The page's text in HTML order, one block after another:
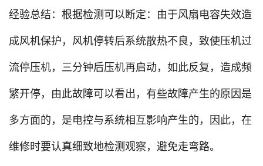
经验总结：根据检测可以断定：由于风扇电容失效造
成风机保护，风机停转后系统散热不良，致使压机过
流停压机，三分钟后压机再启动，如此反复，造成频
繁开停，由此故障可以看出，有些故障产生的原因是
多方面的，是电控与系统相互影响产生的，因此，在
维修时要认真细致地检测观察，避免走弯路。